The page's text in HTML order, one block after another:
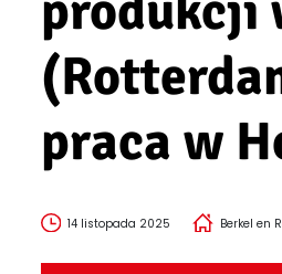
praca w
14 listopada 2025 Berkel en